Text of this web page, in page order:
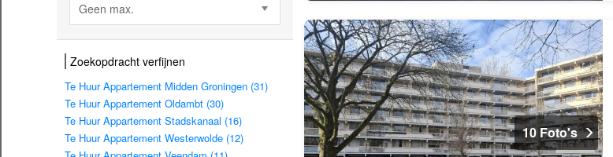
Geen max.
Zoekopdracht verfijnen
Te Huur Appartement Midden Groningen (31)
Te Huur Appartement Oldambt (30)
Te Huur Appartement Stadskanaal (16)
Te Huur Appartement Westerwolde (12)
10 Foto's